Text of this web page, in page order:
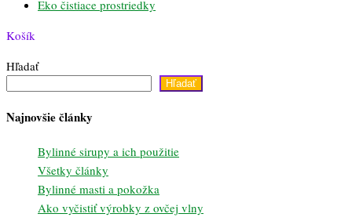
Eko čistiace prostriedky
Košík
Hľadať
Hľadať
Najnovšie články
Bylinné sirupy a ich použitie
Všetky články
Bylinné masti a pokožka
Ako vyčistiť výrobky z ovčej vlny